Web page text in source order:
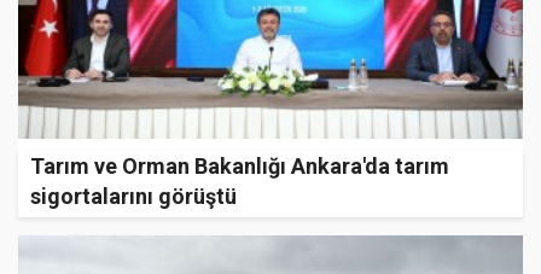
Tarım ve Orman Bakanlığı Ankara'da tarım
sigortalarını görüştü